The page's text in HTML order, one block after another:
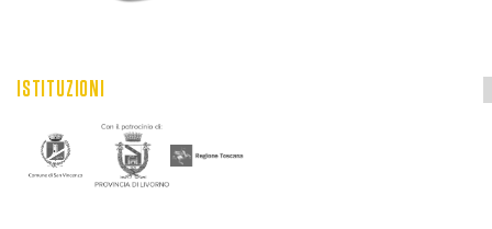
ISTITUZIONI